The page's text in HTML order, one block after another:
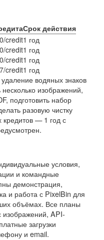
Срок действия
credit1 год
credit1 год
credit1 год
credit1 год
водяных знаков
изображений,
подготовить набор
разовую чистку
— 1 год с
условия,
и командные
демонстрация,
и работа с PixelBin для
объёмах. Все планы
изображений, API-
загрузки
и email.